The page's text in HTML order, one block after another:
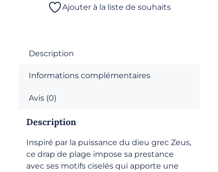
Zeus
plage
Ajouter à la liste de souhaits
Description
Informations complémentaires
Avis (0)
Description
Inspiré par la puissance du dieu grec Zeus,
ce drap de plage impose sa prestance
avec ses motifs ciselés qui apporte une